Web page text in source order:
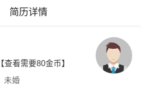
简历详情
【查看需要80金币】
未婚